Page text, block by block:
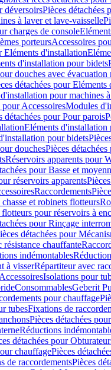
déversoirsPièces détachées
à laver et lave-vaisselle
charges de console
porteursAccessoires
Eléments d'installation
d'installation pour bidets
douches avec évacuation
détachées pour
pour machines
pour AccessoiresModules
détachées pour Pour parois
Eléments d'installation
pour bidets
douchesPièces
Réservoirs apparents pour
pour Basse et
réservoirs apparents
Raccordements
et robinets flotteurs
pour réservoirs à
pour Rinçage
détachées pour
chauffante
indémontables
à visserRépartiteur avec
AccessoiresIsolations pour
ConsommablesGeberit
pour chauffage
tubesFixations de
Pièces détachées
Réductions
détachées pour
chauffagePièces
de raccordementsPièces